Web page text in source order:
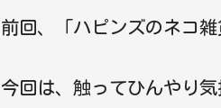
前回、「ハピンズのネコ
今回は、触ってひんやり